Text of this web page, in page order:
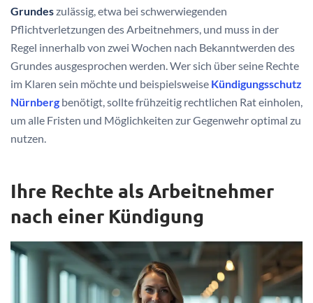
Grundeszulässig, etwa bei schwerwiegenden
Pflichtverletzungen des Arbeitnehmers, und muss in der
Regel innerhalb von zwei Wochen nach Bekanntwerden des
Grundes ausgesprochen werden. Wer sich über seine Rechte
im Klaren sein möchte und beispielsweise Kündigungsschutz
Nürnberg benötigt, sollte frühzeitig rechtlichen Rat einholen,
um alle Fristen und Möglichkeiten zur Gegenwehr optimal zu
nutzen.
Ihre Rechte als Arbeitnehmer
nach einer Kündigung